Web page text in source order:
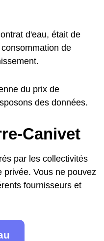
d'eau, était de
de
du prix de
des données.
Canivet
par les collectivités
Vous ne pouvez
fournisseurs et